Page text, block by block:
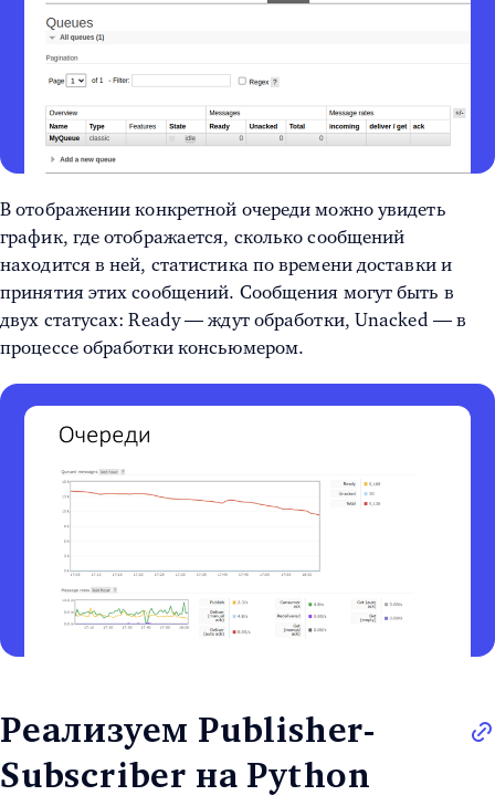
В отображении конкретной очереди можно увидеть
график, где отображается, сколько сообщений
находится в ней, статистика по времени доставки и
принятия этих сообщений. Сообщения могут быть в
двух статусах: Ready — ждут обработки, Unacked — в
процессе обработки консьюмером.
Реализуем Publisher-
Subscriber на Python